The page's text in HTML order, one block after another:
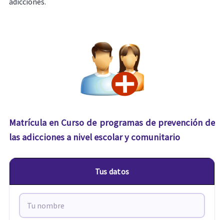
Matrícula en Curso de programas de prevención de
las adicciones a nivel escolar y comunitario
Tus datos